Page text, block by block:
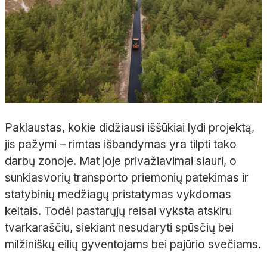
Paklaustas, kokie didžiausi iššūkiai lydi projektą,
jis pažymi – rimtas išbandymas yra tilpti tako
darbų zonoje. Mat joje privažiavimai siauri, o
sunkiasvorių transporto priemonių patekimas ir
statybinių medžiagų pristatymas vykdomas
keltais. Todėl pastarųjų reisai vyksta atskiru
tvarkaraščiu, siekiant nesudaryti spūsčių bei
milžiniškų eilių gyventojams bei pajūrio svečiams.